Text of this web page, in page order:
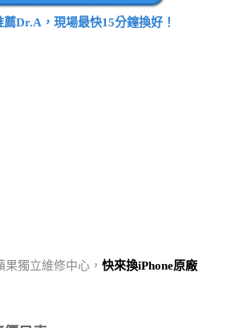
薦Dr.A，現場最快15分鐘換好！
果獨立維修中心，快來換iPhone原廠